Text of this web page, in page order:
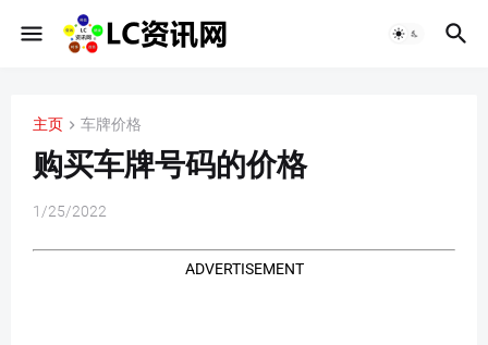
主页 车牌价格
购买车牌号码的价格
1/25/2022
ADVERTISEMENT